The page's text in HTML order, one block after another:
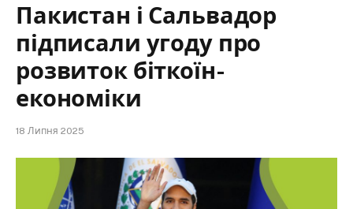
Пакистан і Сальвадор
підписали угоду про
розвиток біткоїн-
економіки
18 Липня 2025